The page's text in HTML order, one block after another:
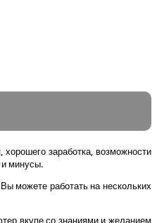
заработка, возможности
и минусы.
можете работать на нескольких
вкупе со знаниями и желанием